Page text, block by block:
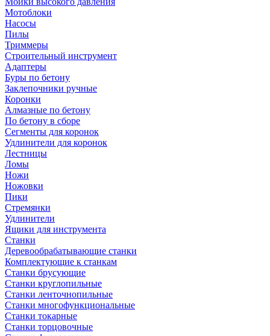
Мотоблоки
Насосы
Пилы
Триммеры
Строительный инструмент
Адаптеры
Буры по бетону
Заклепочники ручные
Коронки
Алмазные по бетону
По бетону в сборе
Сегменты для коронок
Удлинители для коронок
Лестницы
Ломы
Ножи
Ножовки
Пики
Стремянки
Удлинители
Ящики для инструмента
Станки
Деревообрабатывающие станки
Комплектующие к станкам
Станки брусующие
Станки круглопильные
Станки ленточнопильные
Станки многофункциональные
Станки токарные
Станки торцовочные